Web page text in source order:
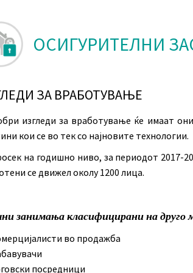
ОСИГУРИТЕЛНИ
ЗА ВРАБОТУВАЊЕ
изгледи за вработување ќе имаат
кои се во тек со најновите технологии.
на годишно ниво, за периодот 2017-
се движел околу 1200 лица.
занимања класифицирани на друго
во продажба
посредници